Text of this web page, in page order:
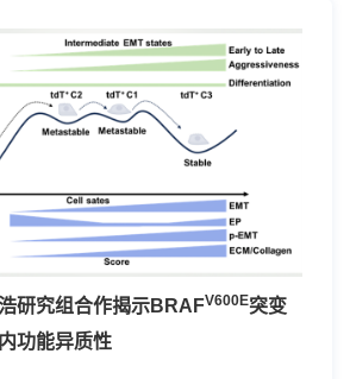
研究组合作揭示BRAFV600E突变
功能异质性